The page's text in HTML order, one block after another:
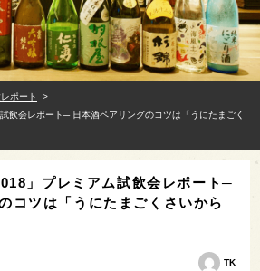
ポート
飲会レポート─ 日本酒ペアリングのコツは「うにたまごく
」プレミアム試飲会レポート─
コツは「うにたまごくさいから
TK